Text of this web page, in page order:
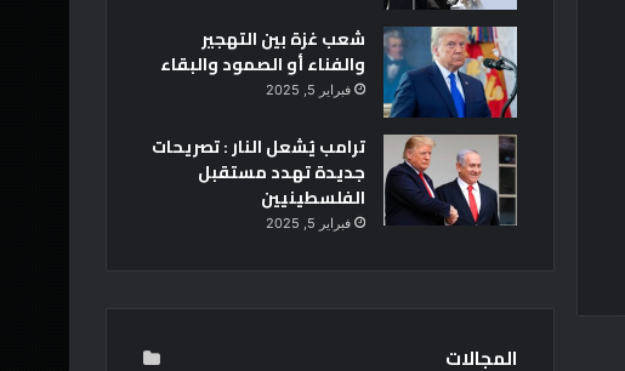
شعب غزة بين التهجير
والفناء أو الصمود والبقاء
فبراير 5, 2025
ترامب يُشعل النار : تصريحات
جديدة تهدد مستقبل
الفلسطينيين
فبراير 5, 2025
المجالات